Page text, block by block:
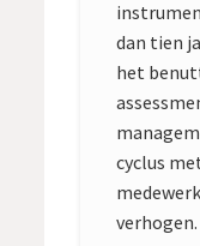
dan tien
het
cyclus
verhogen.